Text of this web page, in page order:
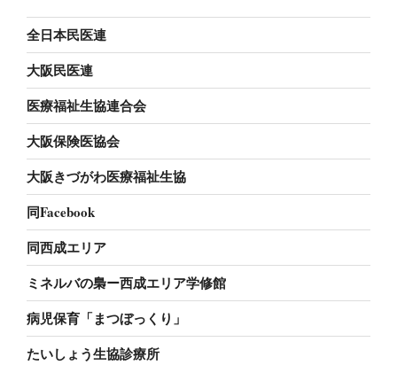
全日本民医連
大阪民医連
医療福祉生協連合会
大阪保険医協会
大阪きづがわ医療福祉生協
同Facebook
同西成エリア
ミネルバの梟ー西成エリア学修館
病児保育「まつぼっくり」
たいしょう生協診療所